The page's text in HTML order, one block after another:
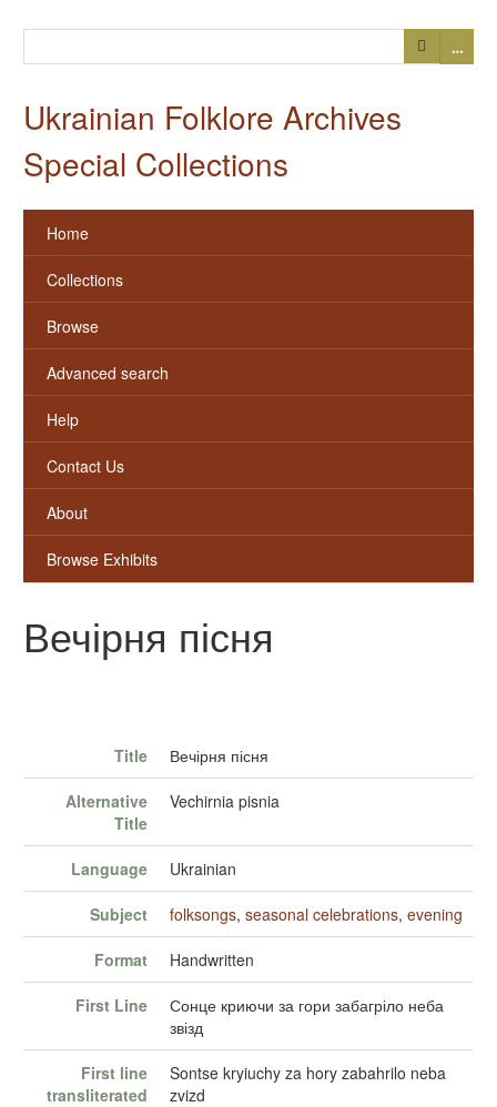
…
Ukrainian Folklore Archives
Special Collections
Home
Collections
Browse
Advanced search
Help
Contact Us
About
Browse Exhibits
Вечірня пісня
Title Вечірня пісня
Alternative
Title
Vechirnia pisnia
Language Ukrainian
Subject folksongs, seasonal celebrations, evening
Format Handwritten
First Line
Сонце криючи за гори забагріло неба
звізд
First line
transliterated
Sontse kryiuchy za hory zabahrilo neba
zvizd